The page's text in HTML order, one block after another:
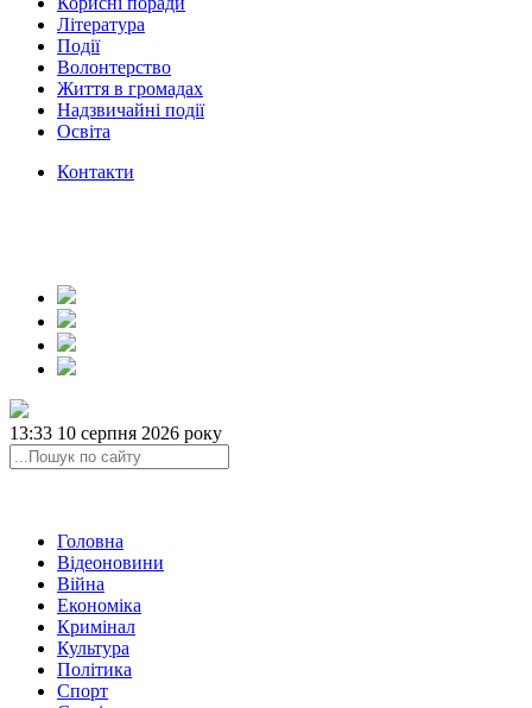
Література
Події
Волонтерство
Життя в громадах
Надзвичайні події
Освіта
Контакти
13:33 10 серпня 2026 року
Головна
Відеоновини
Війна
Економіка
Кримінал
Культура
Політика
Спорт